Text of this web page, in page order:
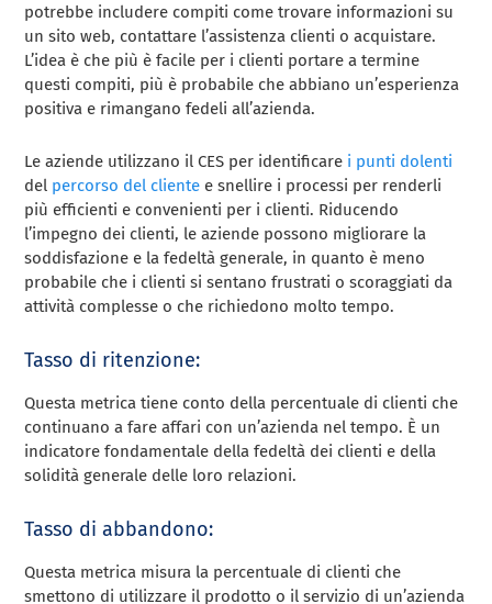
potrebbe includere compiti come trovare informazioni su
un sito web, contattare l’assistenza clienti o acquistare.
L’idea è che più è facile per i clienti portare a termine
questi compiti, più è probabile che abbiano un’esperienza
positiva e rimangano fedeli all’azienda.
Le aziende utilizzano il CES per identificare i punti dolenti
del percorso del cliente e snellire i processi per renderli
più efficienti e convenienti per i clienti. Riducendo
l’impegno dei clienti, le aziende possono migliorare la
soddisfazione e la fedeltà generale, in quanto è meno
probabile che i clienti si sentano frustrati o scoraggiati da
attività complesse o che richiedono molto tempo.
Tasso di ritenzione:
Questa metrica tiene conto della percentuale di clienti che
continuano a fare affari con un’azienda nel tempo. È un
indicatore fondamentale della fedeltà dei clienti e della
solidità generale delle loro relazioni.
Tasso di abbandono:
Questa metrica misura la percentuale di clienti che
smettono di utilizzare il prodotto o il servizio di un’azienda